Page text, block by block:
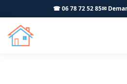
☎ 06 78 72 52 85✉